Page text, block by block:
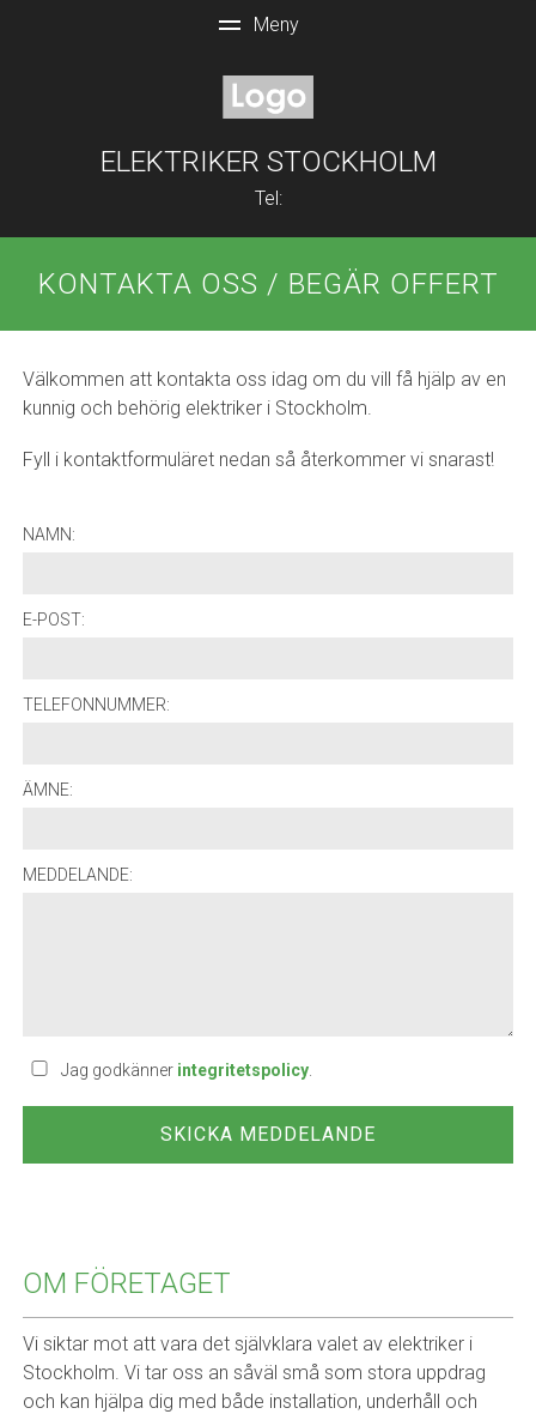
ELEKTRIKER STOCKHOLM
Tel:
KONTAKTA OSS / BEGÄR OFFERT
Välkommen att kontakta oss idag om du vill få hjälp av en
kunnig och behörig elektriker i Stockholm.
Fyll i kontaktformuläret nedan så återkommer vi snarast!
NAMN:
E-POST:
TELEFONNUMMER:
ÄMNE:
MEDDELANDE:
Jag godkänner integritetspolicy
OM FÖRETAGET
Vi siktar mot att vara det självklara valet av elektriker i
Stockholm. Vi tar oss an såväl små som stora uppdrag
och kan hjälpa dig med både installation, underhåll och